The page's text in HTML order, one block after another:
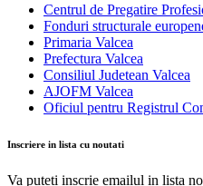
Centrul de Pregatire
Fonduri structurale
Primaria Valcea
Prefectura Valcea
Consiliul Judetean Valcea
AJOFM Valcea
Oficiul pentru Registrul
Inscriere in lista cu noutati
Va puteti inscrie emailul in lista